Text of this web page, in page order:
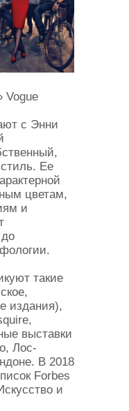
Vogue
с Энни
Ее
цветам,
и
такие
издания),
выставки
Лос-
В 2018
Forbes
и